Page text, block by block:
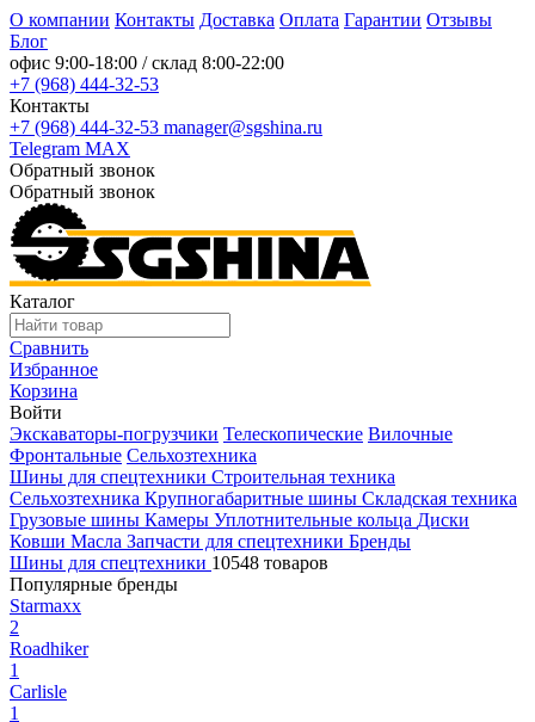
О компании Контакты Доставка Оплата Гарантии Отзывы
Блог
офис 9:00-18:00 / склад 8:00-22:00
+7 (968) 444-32-53
Контакты
+7 (968) 444-32-53 manager@sgshina.ru
Telegram MAX
Обратный звонок
Обратный звонок
Каталог
Сравнить
Избранное
Корзина
Войти
Экскаваторы-погрузчики Телескопические Вилочные
Фронтальные Сельхозтехника
Шины для спецтехники Строительная техника
Сельхозтехника Крупногабаритные шины Складская техника
Грузовые шины Камеры Уплотнительные кольца Диски
Ковши Масла Запчасти для спецтехники Бренды
Шины для спецтехники 10548 товаров
Популярные бренды
Starmaxx
2
Roadhiker
1
Carlisle
1